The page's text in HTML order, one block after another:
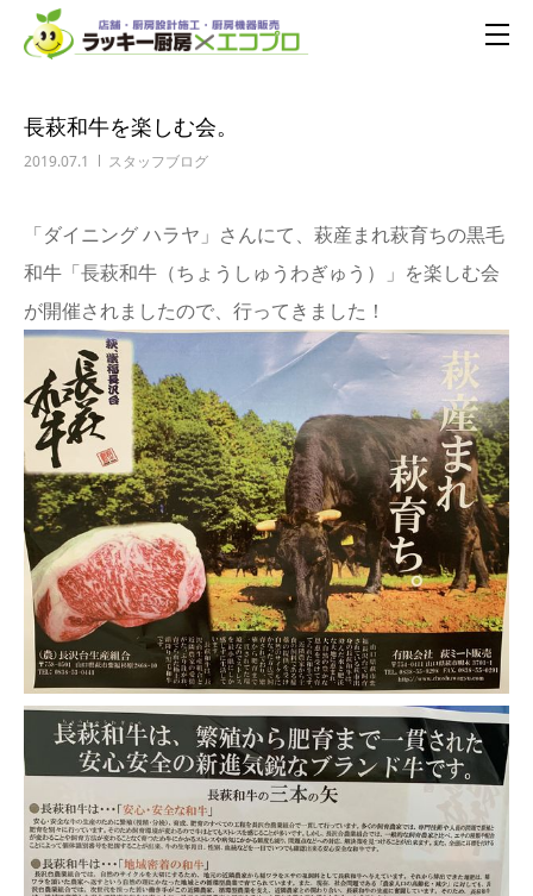
長萩和牛を楽しむ会。
2019.07.1 スタッフブログ
「ダイニング ハラヤ」さんにて、萩産まれ萩育ちの黒毛
和牛「長萩和牛（ちょうしゅうわぎゅう）」を楽しむ会
が開催されましたので、行ってきました！